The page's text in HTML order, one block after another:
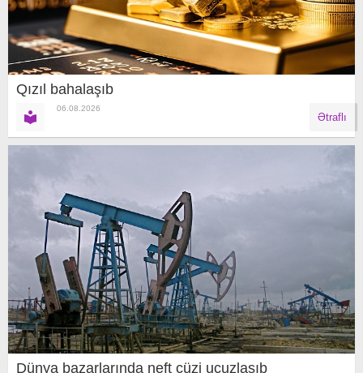
Qızıl bahalaşıb
06.08.2026
Ətraflı
Dünya bazarlarında neft cüzi ucuzlaşıb